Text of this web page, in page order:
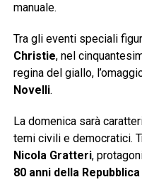
manuale.
Tra gli eventi speciali
Christie, nel
regina del giallo,
Novelli.
La domenica sarà
temi civili e democratici.
Nicola Gratteri,
80 anni della